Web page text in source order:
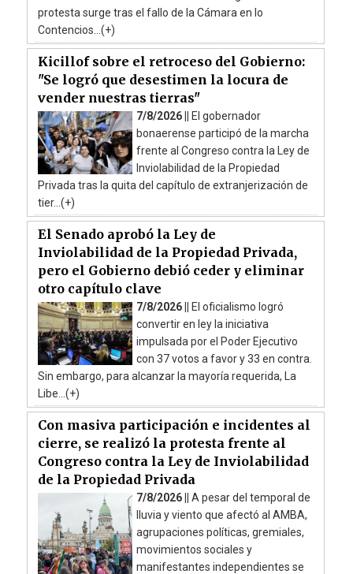
protesta surge tras el fallo de la Cámara en lo
Contencios...(+)
Kicillof sobre el retroceso del Gobierno:
"Se logró que desestimen la locura de
vender nuestras tierras"
7/8/2026 ||
El gobernador
bonaerense participó de la marcha
frente al Congreso contra la Ley de
Inviolabilidad de la Propiedad
Privada tras la quita del capítulo de extranjerización de
tier...(+)
El Senado aprobó la Ley de
Inviolabilidad de la Propiedad Privada,
pero el Gobierno debió ceder y eliminar
otro capítulo clave
7/8/2026 ||
El oficialismo logró
convertir en ley la iniciativa
impulsada por el Poder Ejecutivo
con 37 votos a favor y 33 en contra.
Sin embargo, para alcanzar la mayoría requerida, La
Libe...(+)
Con masiva participación e incidentes al
cierre, se realizó la protesta frente al
Congreso contra la Ley de Inviolabilidad
de la Propiedad Privada
7/8/2026 || A pesar del temporal de
lluvia y viento que afectó al AMBA,
agrupaciones políticas, gremiales,
movimientos sociales y
manifestantes independientes se